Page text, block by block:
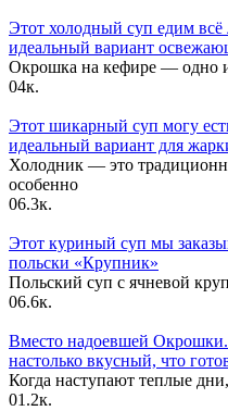
Этот холодный суп едим
идеальный вариант
Окрошка на кефире — одно
04к.
Этот шикарный суп могу
идеальный вариант для
Холодник — это
особенно
06.3к.
Этот куриный суп мы
польски «Крупник»
Польский суп с ячневой
06.6к.
Вместо надоевшей
настолько вкусный, что
Когда наступают теплые
01.2к.